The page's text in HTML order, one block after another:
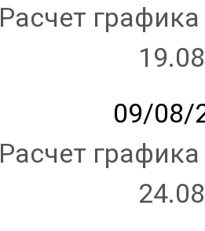
Расчет
09/08/
Расчет